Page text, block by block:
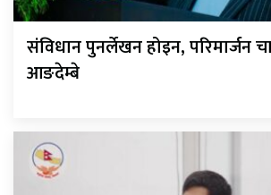
संविधान पुनर्लेखन होइन, परिमार्जन
आङदेम्बे